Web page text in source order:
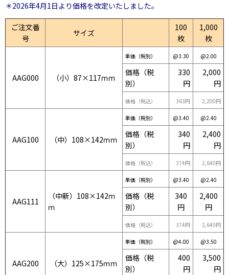
＊2026年4月1日より価格を改定いたしました。
ご注文番
号
サイズ
100
枚
1,000
枚
AAG000 （小）87×117ｍｍ
単価（税別） @3.30 @2.00
価格（税
別）
330
円
2,000
円
価格（税込） 363円 2,200円
AAG100 （中）108×142ｍｍ
単価（税別） @3.40 @2.40
価格（税
別）
340
円
2,400
円
価格（税込） 374円 2,640円
AAG111
（中新）108×142ｍ
ｍ
単価（税別） @3.40 @2.40
価格（税
別）
340
円
2,400
円
価格（税込） 374円 2,640円
AAG200 （大）125×175ｍｍ
単価（税別） @4.00 @3.50
価格（税
別）
400
円
3,500
円